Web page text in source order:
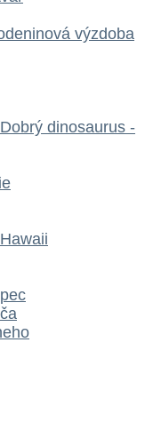
výzdoba
dinosaurus -